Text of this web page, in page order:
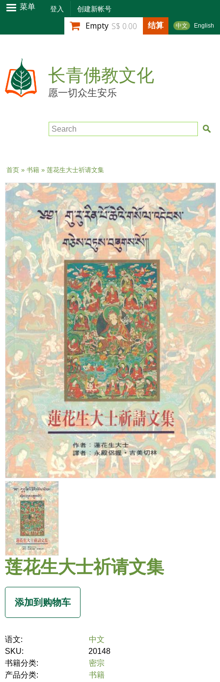
跳
转
到
内
容
菜单 登入 创建新帐号
中文 English
Empty S$ 0.00 结算
长青佛教文化
愿一切众生安乐
Search
当前位置
首页» 书籍» 莲花生大士祈请文集
莲花生大士祈请文集
语文:
中文
SKU:
20148
书籍分类:
密宗
产品分类:
书籍